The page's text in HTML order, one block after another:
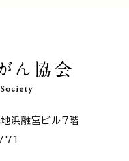
浜離宮ビル7階